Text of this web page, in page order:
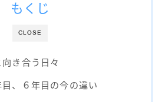
CLOSE
もくじ
き合う日々
、６年目の今の違い